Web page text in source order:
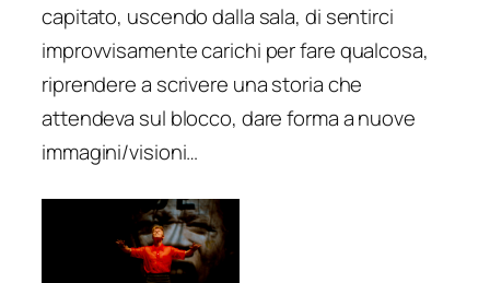
capitato, uscendo dalla sala, di sentirci
improvvisamente carichi per fare qualcosa,
riprendere a scrivere una storia che
attendeva sul blocco, dare forma a nuove
immagini/visioni…